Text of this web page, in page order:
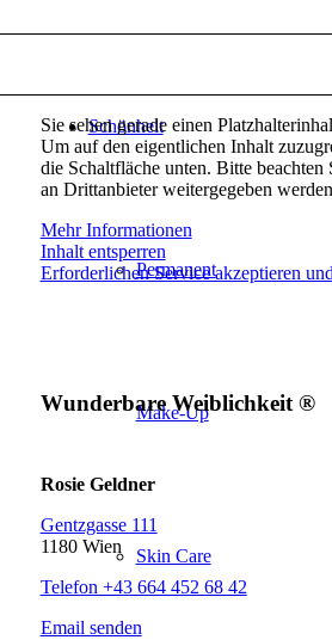
Schönheit
Permanent
Make-Up
Skin Care
Sie sehen gerade einen
Um auf den eigentlichen Inhalt
die Schaltfläche unten. Bitte beachten
an Drittanbieter weitergegeben
Mehr Informationen
Inhalt entsperren
Erforderlichen Service akzeptieren
Wunderbare Weiblichkeit ®
Rosie Geldner
Gentzgasse 111
1180 Wien
Telefon +43 664 452 68 42
Email senden